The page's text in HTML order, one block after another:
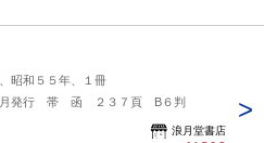
昭和５５年、１冊
月発行 帯 函 ２３７頁 B６判
浪月堂書店